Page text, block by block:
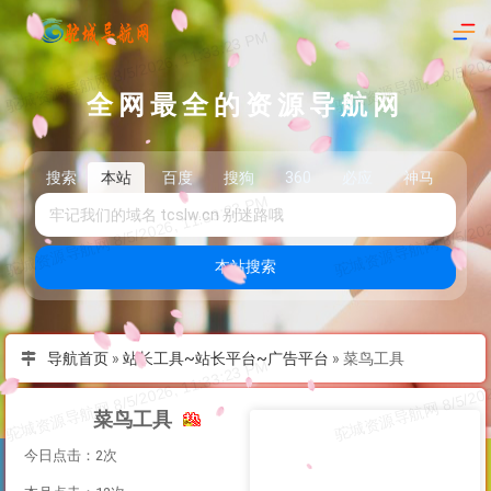
全网最全的资源导航网
搜索 本站 百度 搜狗 360 神马 头
本站搜索
导航首页 » 站长工具~站长平台~广告平台 » 菜鸟工具
菜鸟工具
今日点击：2次